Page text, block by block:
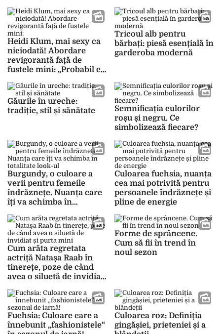
Heidi Klum, mai sexy ca
niciodată! Abordare
revigorantă față de
fustele mini: „Probabil că
dacă mai am chef”
Tricoul alb pentru
bărbați: piesă esențială în
garderoba modernă
Găurile în ureche:
tradiție, stil și sănătate
Semnificația culorilor
roșu și negru. Ce
simbolizează fiecare?
Burgundy, o culoare a
verii pentru femeile
îndrăznețe. Nuanța care
îți va schimba în
Culoarea fuchsia, nuanța
cea mai potrivită pentru
persoanele îndrăznețe și
pline de energie
Cum arăta regretata
actriță Natașa Raab în
tinerețe, poze de când
avea o siluetă de invidiat
Forme de sprâncene.
Cum să fii în trend în
noul sezon
Fuchsia: Culoare care a
înnebunit „fashionistele“
Culoarea roz: Definiția
gingășiei, prieteniei și a